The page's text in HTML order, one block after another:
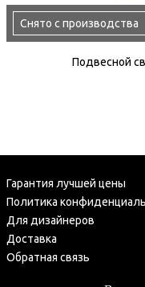
Снято с производства
Подвесной
Гарантия лучшей цены
Политика
Для дизайнеров
Доставка
Обратная связь